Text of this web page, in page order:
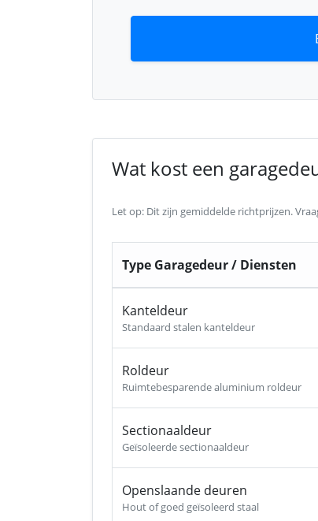
Wat kost een
Let op: Dit zijn gemiddelde richtprijzen.
Type Garagedeur / Diensten
Kanteldeur
Standaard stalen kanteldeur
Roldeur
Ruimtebesparende aluminium roldeur
Sectionaaldeur
Geïsoleerde sectionaaldeur
Openslaande deuren
Hout of goed geïsoleerd staal